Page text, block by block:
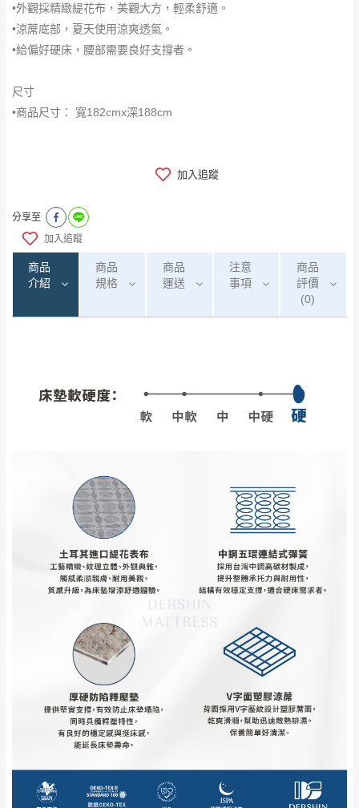
•外觀採精緻緹花布，美觀大方，輕柔舒適。
•涼蓆底部，夏天使用涼爽透氣。
•給偏好硬床，腰部需要良好支撐者。
尺寸
•商品尺寸： 寬182cmx深188cm
加入追蹤
分享至
加入追蹤
商品
介紹
商品
規格
商品
運送
注意
事項
商品
評價
(0)
運 費 說 明
→@dershin
桃園 復興鄉
峨眉鄉、五峰鄉、
橫山、北埔鄉、尖
區、新埔山區、芎
林山區、關西 玉山
台北 無
來、平溪、九份、
石門、林口 下福
由於 品項繁多，網頁無法及時更新，如有需
要購買商品，請於出發前來電或到「官方
若商品價格或庫存有異常，商家有權取消訂
部分網路商品恕無法更改原設計或客製，敬請
接單後二日內(不含例假日)，我們客服會與您
電話聯絡或E-Mail通知確認訂單。
下單前先詢問是否現貨 ，若未詢問下單後無
現貨我們客服會再來電或E-Mail與您聯絡
（洽詢方式請搜尋 L
@dershin
運送範圍：限定北至基隆，南至苗栗，偏遠
地區恕無法提供運送 (詳見運送規章)。
配送範圍：
苗栗至基隆；其它地區暫不開放，如因特殊
/5 (0)筆
只顯示附上評論